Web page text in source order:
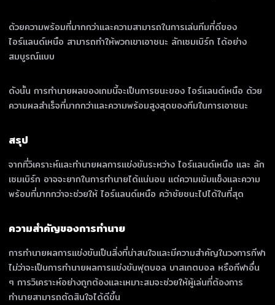
ด้วยความพร้อมที่มากกว่าและความสามารถในการเล่นทีมที่ดีของ
ไอร์แลนด์เหนือ สามารถทำให้พวกเขาเอาชนะ ลักเซมเบิร์ก ได้อย่าง
สมบูรณ์แบบ
ดังนั้น การทำนายผลของเกมนี้จะเป็นการชนะของ ไอร์แลนด์เหนือ ด้วย
ความผลสำเร็จที่มากกว่าและความพร้อมสูงสุดของทีมในการเอาชนะ
สรุป
จากที่วิเคราะห์และทำนายผลการแข่งขันระหว่าง ไอร์แลนด์เหนือ และ ลัก
เซมเบิร์ก อาจจะยากในการทำนายได้แน่นอน แต่ความเข้มแข็งและความ
พร้อมที่มากกว่าจะช่วยให้ ไอร์แลนด์เหนือ คว้าชัยชนะไปได้ในที่สุด
ความสำคัญของการทำนาย
การทำนายผลการแข่งขันเป็นสิ่งที่น่าสนใจและมีความสำคัญในวงการกีฬา
ไม่ว่าจะเป็นการทำนายผลการแข่งขันฟุตบอล บาสเกตบอล หรือกีฬาอื่น
ๆ การวิเคราะห์อย่างถูกต้องและเหมาะสมจะช่วยให้ผู้เล่นที่ต้องการ
ทำนายสามารถตัดสินใจได้ดีขึ้น